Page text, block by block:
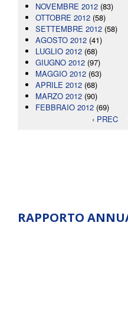
NOVEMBRE 2012 (83)
OTTOBRE 2012 (58)
SETTEMBRE 2012 (58)
AGOSTO 2012 (41)
LUGLIO 2012 (68)
GIUGNO 2012 (97)
MAGGIO 2012 (63)
APRILE 2012 (68)
MARZO 2012 (90)
FEBBRAIO 2012 (69)
‹ PREC
RAPPORTO